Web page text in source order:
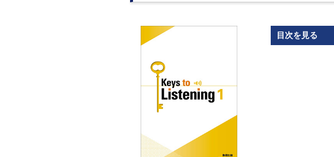
目次を見る